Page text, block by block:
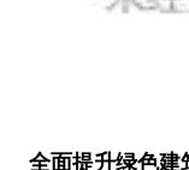
全面提升绿色建